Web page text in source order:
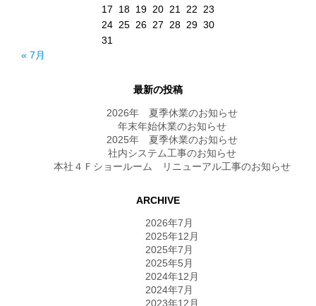
17
18 19 20 21 22
23
24 25 26 27 28 29 30
31
« 7月
最新の投稿
2026年 夏季休業のお知らせ
年末年始休業のお知らせ
2025年 夏季休業のお知らせ
社内システム工事のお知らせ
本社４Ｆショールーム リニューアル工事のお知らせ
ARCHIVE
2026年7月
2025年12月
2025年7月
2025年5月
2024年12月
2024年7月
2023年12月